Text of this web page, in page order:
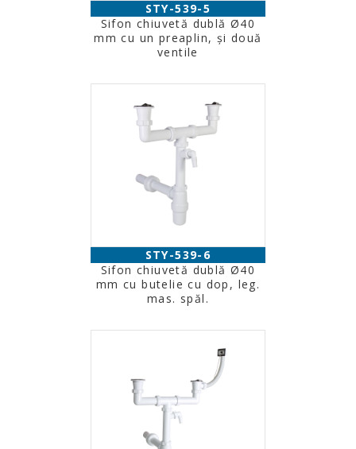
STY-539-5
Sifon chiuvetă dublă Ø40
mm cu un preaplin, şi două
ventile
STY-539-6
Sifon chiuvetă dublă Ø40
mm cu butelie cu dop, leg.
mas. spăl.